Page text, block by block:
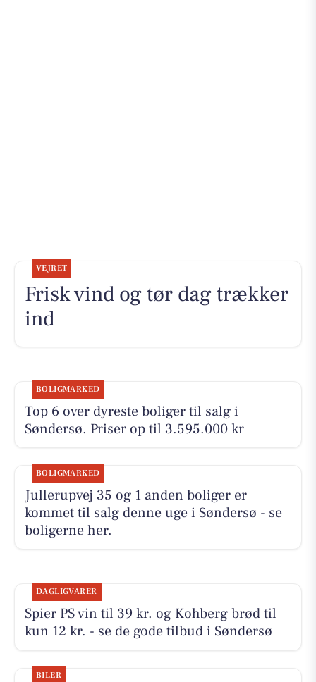
VEJRET
Frisk vind og tør dag trækker
ind
BOLIGMARKED
Top 6 over dyreste boliger til salg i
Søndersø. Priser op til 3.595.000 kr
BOLIGMARKED
Jullerupvej 35 og 1 anden boliger er
kommet til salg denne uge i Søndersø - se
boligerne her.
DAGLIGVARER
Spier PS vin til 39 kr. og Kohberg brød til
kun 12 kr. - se de gode tilbud i Søndersø
BILER